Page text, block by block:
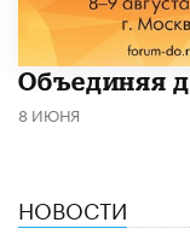
​Объединяя
8 ИЮНЯ
НОВОСТИ